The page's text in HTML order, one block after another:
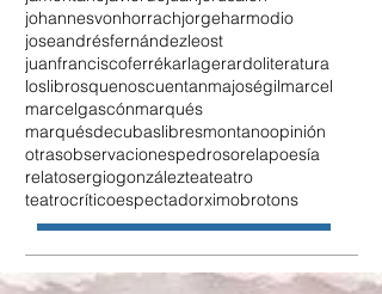
johannesvonhorrachjorgeharmodio
joseandrésfernándezleost
juanfranciscoferrékarlagerardoliteratura
loslibrosquenoscuentanmajoségilmarcel
marcelgascónmarqués
marquésdecubaslibresmontanoopinión
otrasobservacionespedrosorelapoesía
relatosergiogonzálezteateatro
teatrocríticoespectadorximobrotons